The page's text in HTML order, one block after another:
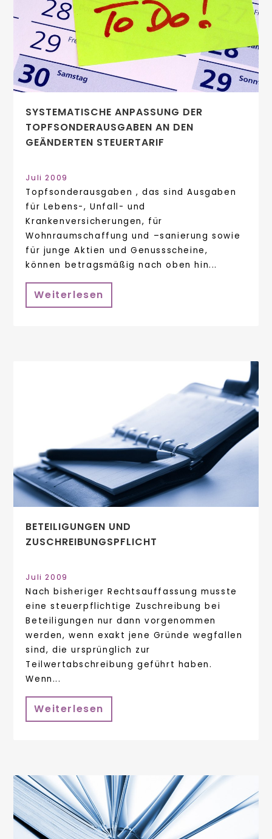
SYSTEMATISCHE ANPASSUNG DER
TOPFSONDERAUSGABEN AN DEN
GEÄNDERTEN STEUERTARIF
Juli 2009
Topfsonderausgaben , das sind Ausgaben
für Lebens-, Unfall- und
Krankenversicherungen, für
Wohnraumschaffung und –sanierung sowie
für junge Aktien und Genussscheine,
können betragsmäßig nach oben hin...
Weiterlesen
BETEILIGUNGEN UND
ZUSCHREIBUNGSPFLICHT
Juli 2009
Nach bisheriger Rechtsauffassung musste
eine steuerpflichtige Zuschreibung bei
Beteiligungen nur dann vorgenommen
werden, wenn exakt jene Gründe wegfallen
sind, die ursprünglich zur
Teilwertabschreibung geführt haben.
Wenn...
Weiterlesen